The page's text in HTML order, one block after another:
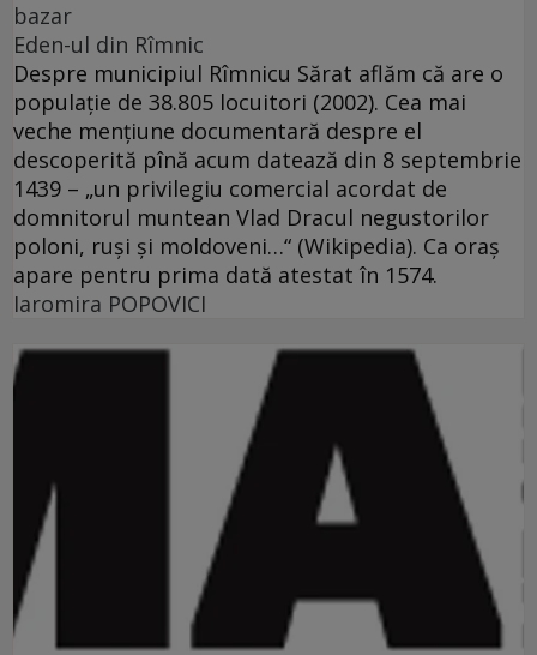
bazar
Eden-ul din Rîmnic
Despre municipiul Rîmnicu Sărat aflăm că are o
populaţie de 38.805 locuitori (2002). Cea mai
veche menţiune documentară despre el
descoperită pînă acum datează din 8 septembrie
1439 – „un privilegiu comercial acordat de
domnitorul muntean Vlad Dracul negustorilor
poloni, ruşi şi moldoveni…“ (Wikipedia). Ca oraş
apare pentru prima dată atestat în 1574.
Iaromira POPOVICI